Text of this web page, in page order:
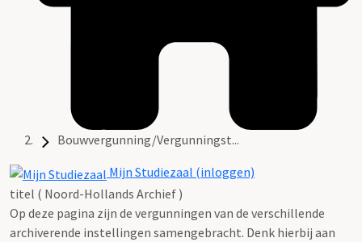
Bouwvergunning/Vergunningst...
Mijn Studiezaal (inloggen)
titel ( Noord-Hollands Archief )
Op deze pagina zijn de vergunningen van de verschillende
archiverende instellingen samengebracht. Denk hierbij aan